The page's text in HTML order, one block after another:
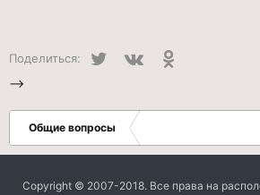
Поделиться: Twitter
-->
Общие вопросы
Copyright © 2007-2018. Все права на